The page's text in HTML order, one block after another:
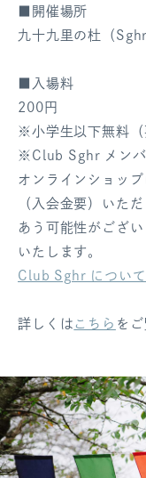
■開催場所
九十九里の杜（
■入場料
200円
※小学生以下無料（
※Club Sghr メンバ
オンラインショッ
（入会金要）いた
あう可能性がござ
いたします。
Club Sghr につい
詳しくは こちら を